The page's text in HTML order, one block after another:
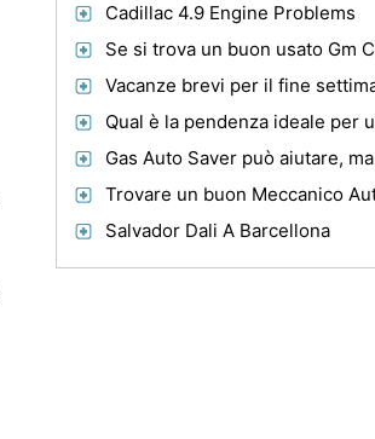
Cadillac 4.9 Engine Problems
Salvador Dali A Barcellona